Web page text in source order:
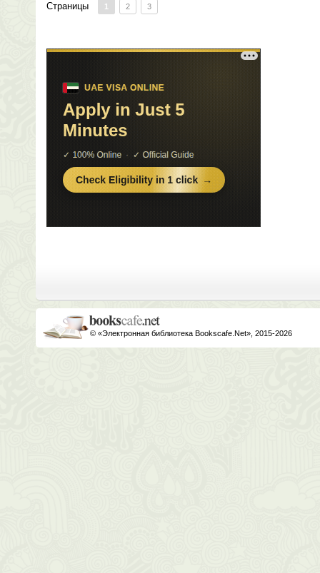
Страницы 1 2 3
© «Электронная библиотека Bookscafe.Net», 2015-2026